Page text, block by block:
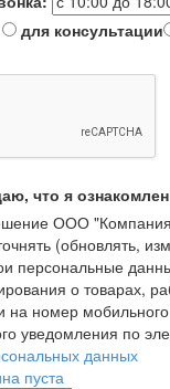
для консультации
что я
ООО "Компания
(обновлять,
персональные
о товарах,
на номер
уведомления по
данных
пуста